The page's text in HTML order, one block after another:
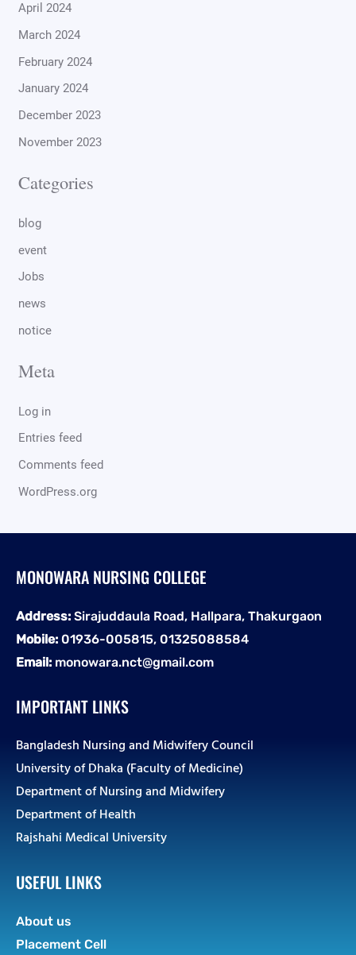
April 2024
March 2024
February 2024
January 2024
December 2023
November 2023
Categories
blog
event
Jobs
news
notice
Meta
Log in
Entries feed
Comments feed
WordPress.org
MONOWARA NURSING COLLEGE
Address: Sirajuddaula Road, Hallpara, Thakurgaon
Mobile: 01936-005815, 01325088584
Email: monowara.nct@gmail.com
IMPORTANT LINKS
Bangladesh Nursing and Midwifery Council
University of Dhaka (Faculty of Medicine)
Department of Nursing and Midwifery
Department of Health
Rajshahi Medical University
USEFUL LINKS
About us
Placement Cell